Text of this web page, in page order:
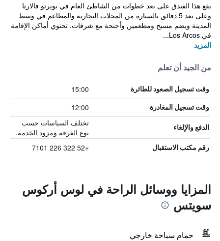
يقع هذا الفندق على بعد خطوات من الشاطئ العام في بويرتو فالارتا
وعلى بعد 5 دقائق بالسيارة من المحلات التجارية والمطاعم في وسط
المدينة ويضم مسبح ومطعمين وأجنحة مع شرفات. تحتوي أماكن الإقامة
في Los Arcos...
المزيد
من الجيد أن تعلم
وقت تسجيل الصعود للطائرة 15:00
وقت تسجيل المغادرة 12:00
الدفع والإلغاء
تختلف السياسات حسب
نوع الغرفة ومزود الخدمة.
رقم مكتب الاستقبال +52 322 226 7101
المزايا ووسائل الراحة في لوس أركوس
سويتس
حمام سباحة خارجي